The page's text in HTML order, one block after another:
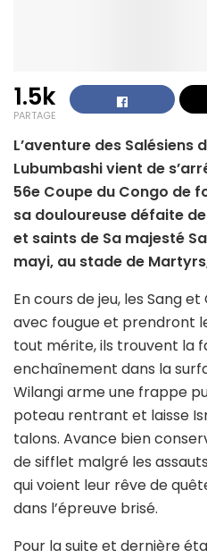
1.5k
PARTAGE
L’aventure des Salésiens
Lubumbashi vient de
56e Coupe du Congo de
sa douloureuse défaite
et saints de Sa majesté
mayi, au stade de
En cours de jeu, les Sang
avec fougue et prendront
tout mérite, ils trouvent la
enchaînement dans la
Wilangi arme une frappe
poteau rentrant et laisse
talons. Avance bien
de sifflet malgré les
qui voient leur rêve de
dans l’épreuve brisé.
Pour la suite et dernière